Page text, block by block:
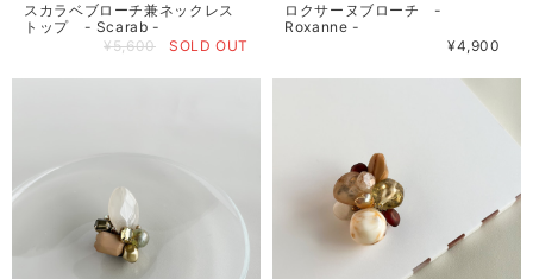
スカラベブローチ兼ネックレス
トップ - Scarab -
¥5,600
SOLD OUT
ロクサーヌブローチ -
Roxanne -
¥4,900